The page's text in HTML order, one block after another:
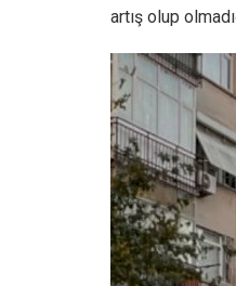
artış olup